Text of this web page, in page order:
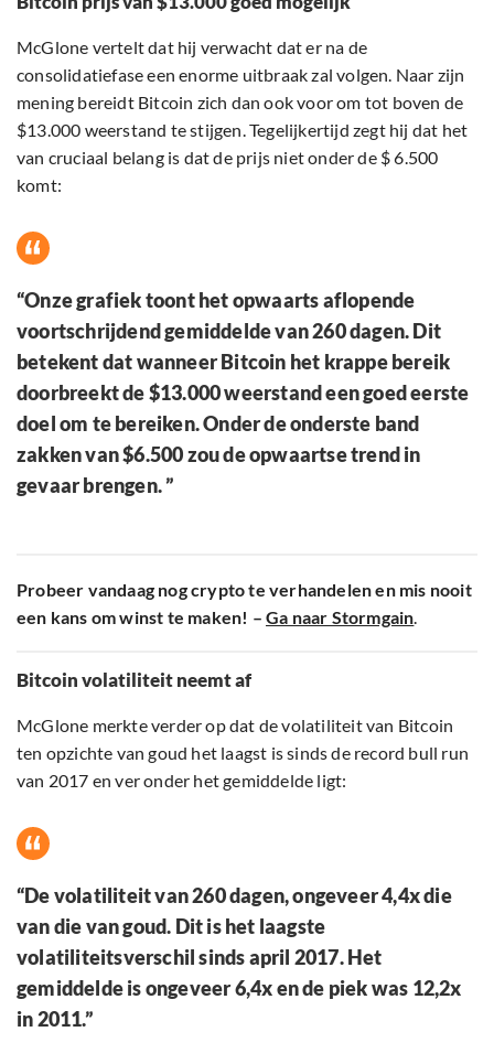
McGlone vertelt dat hij verwacht dat er na de
consolidatiefase een enorme uitbraak zal volgen. Naar zijn
mening bereidt Bitcoin zich dan ook voor om tot boven de
$13.000 weerstand te stijgen. Tegelijkertijd zegt hij dat het
van cruciaal belang is dat de prijs niet onder de $ 6.500
komt:
“Onze grafiek toont het opwaarts aflopende
voortschrijdend gemiddelde van 260 dagen. Dit
betekent dat wanneer Bitcoin het krappe bereik
doorbreekt de $13.000 weerstand een goed eerste
doel om te bereiken. Onder de onderste band
zakken van $6.500 zou de opwaartse trend in
gevaar brengen. ”
Probeer vandaag nog crypto te verhandelen en mis nooit
een kans om winst te maken! – Ga naar Stormgain.
Bitcoin volatiliteit neemt af
McGlone merkte verder op dat de volatiliteit van Bitcoin
ten opzichte van goud het laagst is sinds de record bull run
van 2017 en ver onder het gemiddelde ligt:
“De volatiliteit van 260 dagen, ongeveer 4,4x die
van die van goud. Dit is het laagste
volatiliteitsverschil sinds april 2017. Het
gemiddelde is ongeveer 6,4x en de piek was 12,2x
in 2011.”